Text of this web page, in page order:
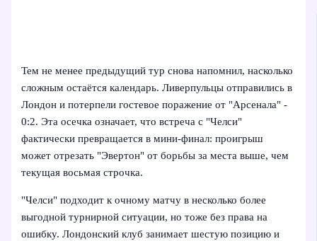
Тем не менее предыдущий тур снова напомнил, насколько
сложным остаётся календарь. Ливерпульцы отправились в
Лондон и потерпели гостевое поражение от "Арсенала" -
0:2. Эта осечка означает, что встреча с "Челси"
фактически превращается в мини-финал: проигрыш
может отрезать "Эвертон" от борьбы за места выше, чем
текущая восьмая строчка.
"Челси" подходит к очному матчу в несколько более
выгодной турнирной ситуации, но тоже без права на
ошибку. Лондонский клуб занимает шестую позицию и